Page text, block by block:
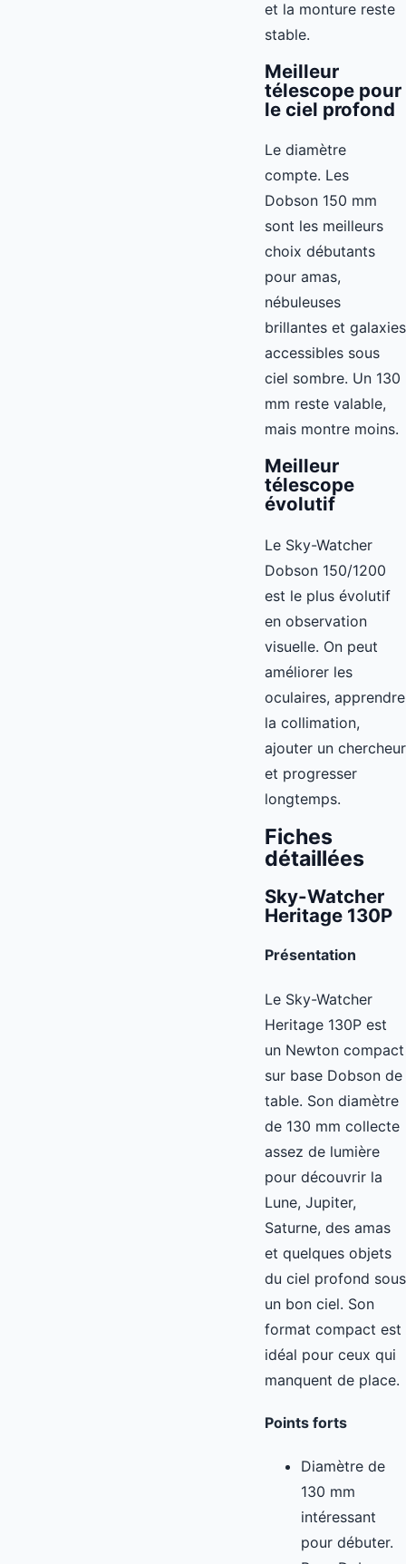
et la monture reste
stable.
Meilleur
télescope pour
le ciel profond
Le diamètre
compte. Les
Dobson 150 mm
sont les meilleurs
choix débutants
pour amas,
nébuleuses
brillantes et galaxies
accessibles sous
ciel sombre. Un 130
mm reste valable,
mais montre moins.
Meilleur
télescope
évolutif
Le Sky-Watcher
Dobson 150/1200
est le plus évolutif
en observation
visuelle. On peut
améliorer les
oculaires, apprendre
la collimation,
ajouter un chercheur
et progresser
longtemps.
Fiches
détaillées
Sky-Watcher
Heritage 130P
Présentation
Le Sky-Watcher
Heritage 130P est
un Newton compact
sur base Dobson de
table. Son diamètre
de 130 mm collecte
assez de lumière
pour découvrir la
Lune, Jupiter,
Saturne, des amas
et quelques objets
du ciel profond sous
un bon ciel. Son
format compact est
idéal pour ceux qui
manquent de place.
Points forts
Diamètre de
130 mm
intéressant
pour débuter.